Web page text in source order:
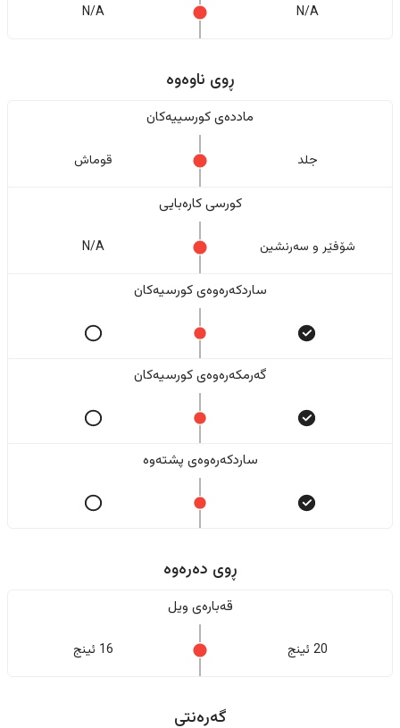
N/A
N/A
ڕوی ناوەوە
ماددەی کورسییەکان
جلد قوماش
کورسی کارەبایی
شۆفێر و سەرنشین N/A
ساردکەرەوەی کورسیەکان
گەرمکەرەوەی کورسیەکان
ساردکەرەوەی پشتەوە
ڕوی دەرەوە
قەبارەی ویل
20 ئینج 16 ئینج
گەرەنتی